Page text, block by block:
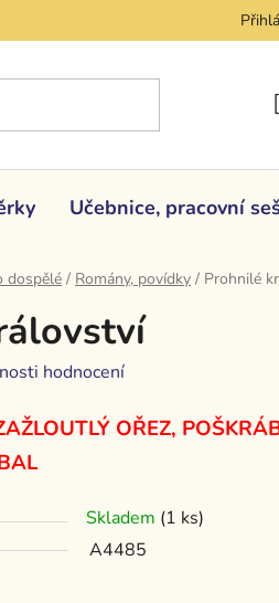
Učebnice, pracovní
dospělé / Romány, povídky / Prohnilé
hodnocení
OŘEZ,
Skladem (1 ks)
A4485